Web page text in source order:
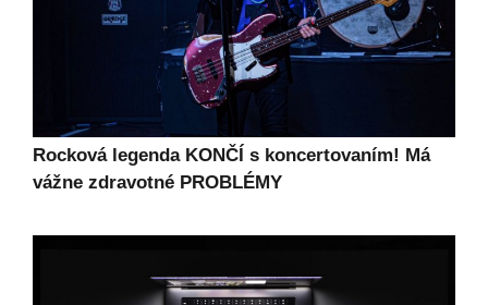
Rocková legenda KONČÍ s koncertovaním! Má
vážne zdravotné PROBLÉMY